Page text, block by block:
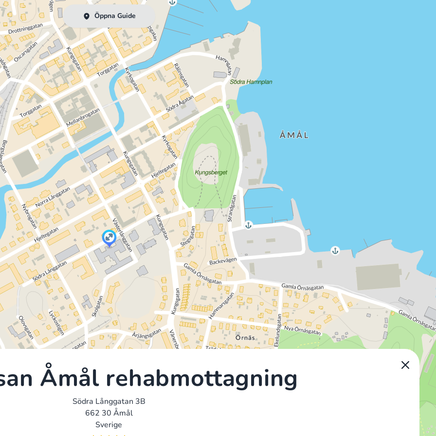
Öppna Guide
Åmål rehabmottagning
Södra Långgatan 3B
662 30 Åmål
Sverige